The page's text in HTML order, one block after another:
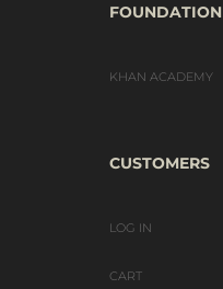
FOUNDATION
KHAN ACADEMY
CUSTOMERS
LOG IN
CART